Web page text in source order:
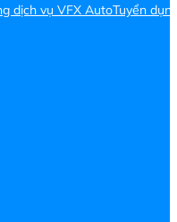
dịch vụ VFX AutoTuyển